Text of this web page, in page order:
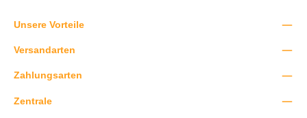
Unsere Vorteile
Zentrale
Versandarten
Zahlungsarten